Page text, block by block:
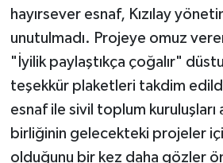
hayırsever esnaf, Kızılay
unutulmadı. Projeye omuz
"İyilik paylaştıkça çoğalır"
teşekkür plaketleri takdim
esnaf ile sivil toplum kuruluşları
birliğinin gelecekteki projeler
olduğunu bir kez daha gözler